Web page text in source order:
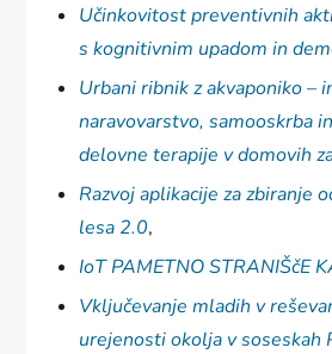
Učinkovitost preventivnih
s kognitivnim upadom in
Urbani ribnik z akvaponiko –
naravovarstvo, samooskrba
delovne terapije v domovih
Razvoj aplikacije za zbiranje
lesa 2.0,
IoT PAMETNO STRANIŠčE
Vključevanje mladih v
urejenosti okolja v soseskah